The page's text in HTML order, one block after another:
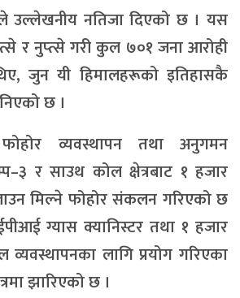
उल्लेखनीय नतिजा दिएको छ । यस
र नुप्त्से गरी कुल ७०१ जना आरोही
जुन यी हिमालहरूको इतिहासकै
छ ।
व्यवस्थापन तथा अनुगमन
र साउथ कोल क्षेत्रबाट १ हजार
मिल्ने फोहोर संकलन गरिएको छ
ग्यास क्यानिस्टर तथा १ हजार
लागि प्रयोग गरिएका
झारिएको छ ।